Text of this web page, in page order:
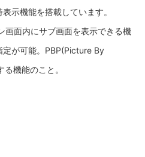
示機能を搭載しています。
面内にサブ画面を表示できる機
が可能。PBP(Picture By
機能のこと。